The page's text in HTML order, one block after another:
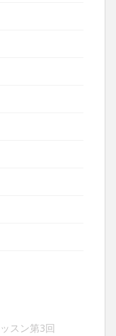
スン第3回